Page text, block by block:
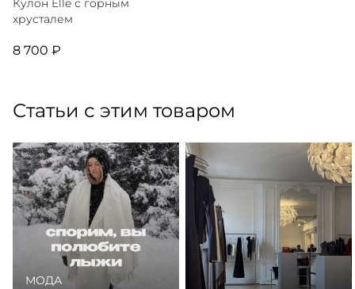
Кулон Elle с горным
хрусталем
8 700 ₽
Статьи с этим товаром
МОДА